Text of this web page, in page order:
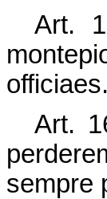
Art.
officiaes.
Art.
sempre